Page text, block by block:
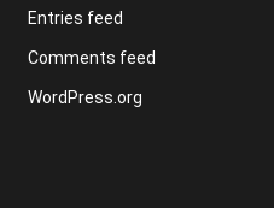
Entries feed
Comments feed
WordPress.org